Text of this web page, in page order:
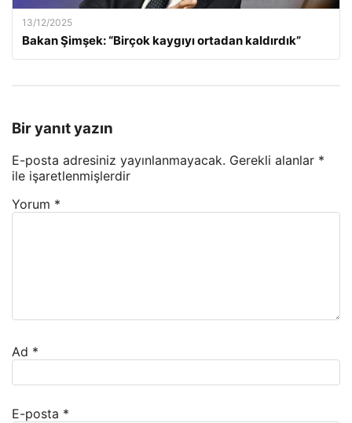
13/12/2025
Bakan Şimşek: “Birçok kaygıyı ortadan kaldırdık”
Bir yanıt yazın
E-posta adresiniz yayınlanmayacak. Gerekli alanlar *
ile işaretlenmişlerdir
Yorum *
Ad *
E-posta *